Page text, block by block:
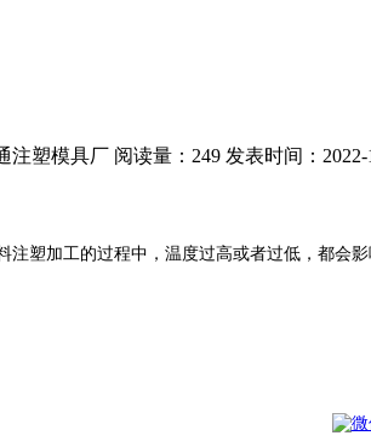
注塑模具厂 阅读量：249 发表时间：2022-
注塑加工的过程中，温度过高或者过低，都会